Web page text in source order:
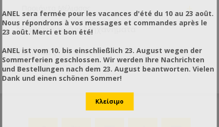
+
Μεταχειρισμένα Μηχανήματα
Υπηρεσίες
ANEL sera fermée pour les vacances d'été du 10 au 23 août.
Nous répondrons à vos messages et commandes après le
23 août. Merci et bon été!
ANEL ist vom 10. bis einschließlich 23. August wegen der
Sommerferien geschlossen. Wir werden Ihre Nachrichten
und Bestellungen nach dem 23. August beantworten. Vielen
Dank und einen schönen Sommer!